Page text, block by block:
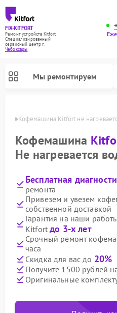
FIX-KITFORT
Ремонт устройств Kitfort
Специализированный
cервисный центр г.
Чебоксары
Мы ремонтируем
Кофемашина Kitfort не
Кофемашина
Не нагревается
Бесплатная
ремонта
Привезем и увезем
собственной доставкой
Гарантия на наши
Kitfortдо 3-х лет
Срочный ремонт
часа
Скидка для вас до 20%
Получите 1500 рублей
Оригинальные